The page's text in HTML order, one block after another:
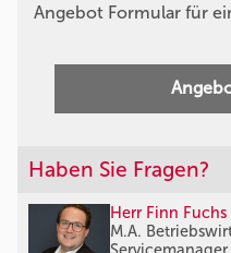
Angebot Formular für
Haben Sie Fragen?
Herr Finn Fuchs
M.A.